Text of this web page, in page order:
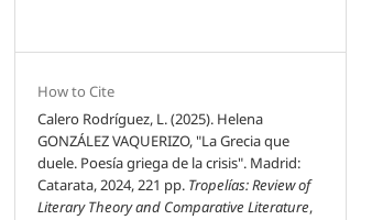
How to Cite
Calero Rodríguez, L. (2025). Helena
GONZÁLEZ VAQUERIZO, "La Grecia que
duele. Poesía griega de la crisis". Madrid:
Catarata, 2024, 221 pp. Tropelías: Review of
Literary Theory and Comparative Literature,